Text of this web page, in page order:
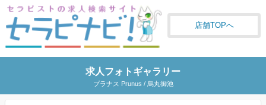
店舗TOPへ
求人フォトギャラリー
プラナス Prunus / 烏丸御池